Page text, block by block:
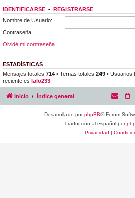
IDENTIFICARSE • REGISTRARSE
Nombre de Usuario:
Contraseña:
Olvidé mi contraseña
ESTADÍSTICAS
Mensajes totales 714 • Temas totales 249 • Usuarios
reciente es lalo233
Inicio Índice general
Desarrollado porphpBB® Forum
Traducción al español por
Privacidad |